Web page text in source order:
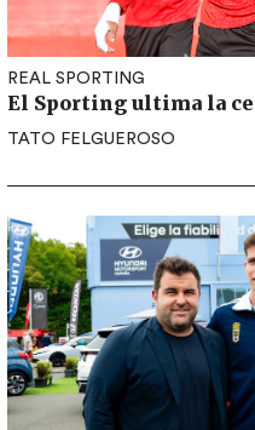
REAL SPORTING
El Sporting ultima la
TATO FELGUEROSO